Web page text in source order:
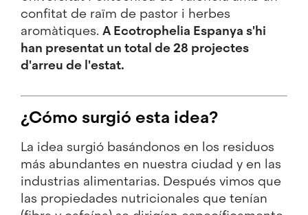
confitat de raïm de pastor i herbes
aromàtiques. A Ecotrophelia Espanya s'hi
han presentat un total de 28 projectes
d'arreu de l'estat.
¿Cómo surgió esta idea?
La idea surgió basándonos en los residuos
más abundantes en nuestra ciudad y en las
industrias alimentarias. Después vimos que
las propiedades nutricionales que tenían